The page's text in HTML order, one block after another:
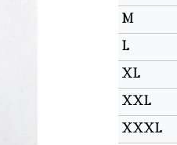
M
L
XL
XXL
XXXL